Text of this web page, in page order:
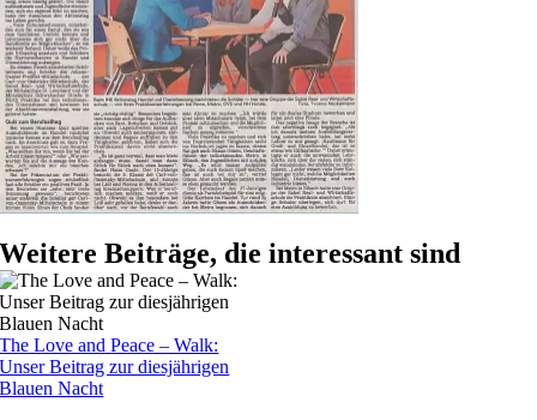
Weitere Beiträge, die interessant sind
The Love and Peace – Walk:
Unser Beitrag zur diesjährigen
Blauen Nacht